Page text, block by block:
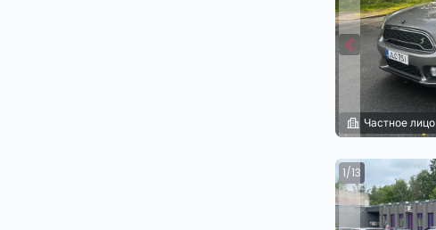
Частное лицо
1/13